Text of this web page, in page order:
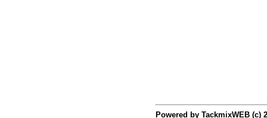
Powered by TackmixWEB (c)